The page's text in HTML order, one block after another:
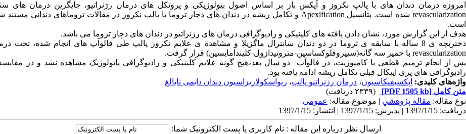
امروزه درمان دندان های با پالپ نکروز و آپکس باز بر اساس اصول بیولوژیکی و پروتکل های درمان رژنراتیو، جایگزین درمان های
Apexification شده است. پتانسیل revascularization
و تکامل ریشه در دندان های دچار تروما با پالپ نکروز در مقالات تروماهای دندانی مستند
است.
هدف از این گزارش مورد، نشان دادن یافته های کلینیکی و رادیوگرافی درمان های رژنراتیو در دندان های دچار تروما می باشد.
دختربچه ی 8 ساله با سابقه ی تروما در دو دندان سانترال ماگزیلا و مشاهده ی علایم نکروز پالپ طی فالوآپ های انجام شده، تحت درمان
revascularization با خمیر سه گانه(سیپروفلوکساسین-مترونیدازول-کلیندامایسین) قرار گرفت.
پس از انجام ترمیم قطعی با کامپوزیت، در فالوآپ دو سال بعد،هیچ گونه علایم کلینیکی و رادیوگرافی پاتولوژیک مشاهده نشد و در
رادیوگرافی های پری اپیکال قبلی تکامل ریشه ادامه یافته بود.
واژه‌های کلیدی: اپکسیفیکاسیون، درمان رژنراتیو پالپ، ریواسکولاریزاسیون دندان دایمی نابالغ
متن کامل [PDF 1505 kb]
(۲۳۳۹ دریافت)
نوع مقاله: مقاله پژوهشي | موضوع مقاله: عمومى
دریافت: 1397/1/15 | پذیرش: 1397/1/15 | انتشار: 1397/1/15
ارسال نظر درباره این مقاله : نام کاربری یا پست الکترونیک شما: